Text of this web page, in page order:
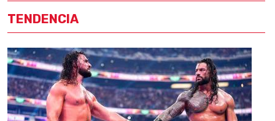
TENDENCIA